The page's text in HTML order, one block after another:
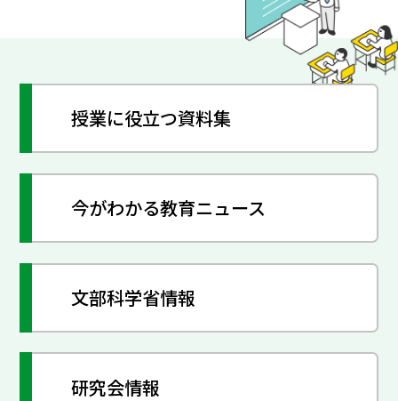
授業に役立つ資料集
今がわかる教育ニュース
文部科学省情報
研究会情報